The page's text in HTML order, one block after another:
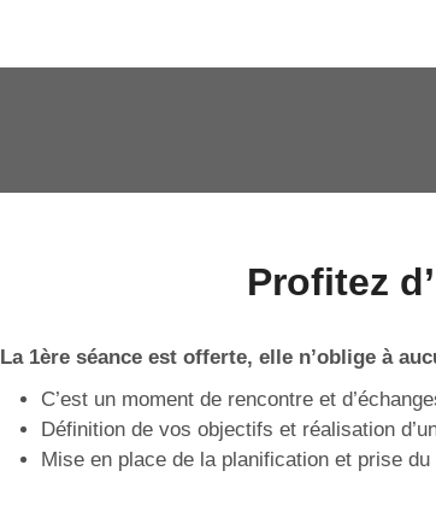
Profitez
La 1ère séance est offerte, elle n’oblige à
C’est un moment de rencontre et
Définition de vos objectifs et réalisation
Mise en place de la planification et prise